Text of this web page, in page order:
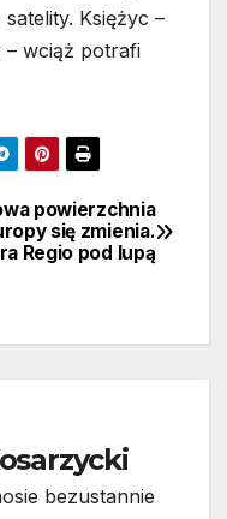
Księżyc –
wciąż potrafi
powierzchnia
się zmienia.
Regio pod lupą
bezustannie